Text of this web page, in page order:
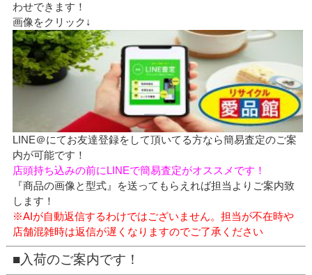
わせできます！
画像をクリック↓
LINE＠にてお友達登録をして頂いてる方なら簡易査定のご案
内が可能です！
店頭持ち込みの前にLINEで簡易査定がオススメです！
『商品の画像と型式』を送ってもらえれば担当よりご案内致
します！
※AIが自動返信するわけではございません。担当が不在時や
店舗混雑時は返信が遅くなりますのでご了承ください
■入荷のご案内です！